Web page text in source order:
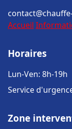
Accueil
Horaires
Lun-Ven: 8h-19h
Service
Zone